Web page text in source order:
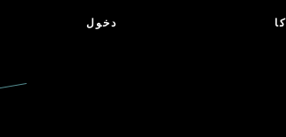
دخول